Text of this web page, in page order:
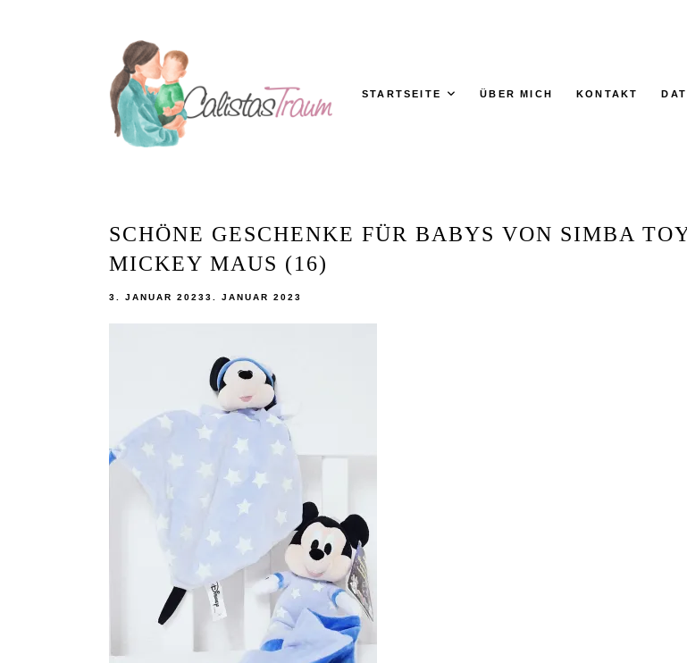
Traum
STARTSEITE ÜBER MICH KONTAKT
SCHÖNE GESCHENKE FÜR BABYS VON SIMBA
MICKEY MAUS (16)
3. JANUAR 20233. JANUAR 2023